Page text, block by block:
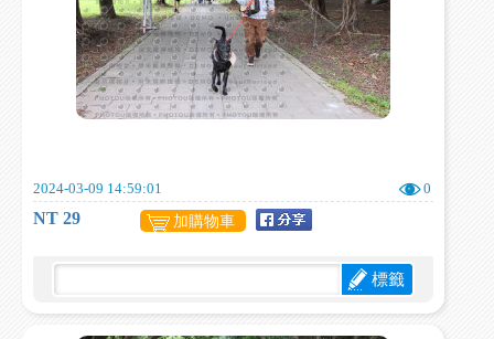
2024-03-09 14:59:01 0
NT 29 加購物車
標籤